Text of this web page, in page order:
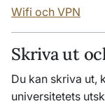
Wifi och VPN
Skriva ut
Du kan skriva ut,
universitetets